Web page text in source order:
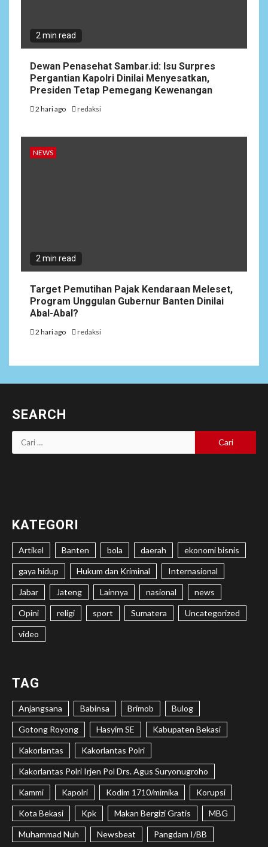
2 min read
Dewan Penasehat Sambar.id: Isu Surpres
Pergantian Kapolri Dinilai Menyesatkan,
Presiden Tetap Pemegang Kewenangan
2 hari ago redaksi
NEWS
2 min read
Target Pemutihan Pajak Kendaraan Meleset,
Program Unggulan Gubernur Banten Dinilai
Abal-Abal?
2 hari ago redaksi
SEARCH
Cari
untuk:
KATEGORI
Artikel Banten bola daerah ekonomi bisnis
gaya hidup Hukum dan Kriminal Internasional
Jabar Jateng Lainnya nasional news
Opini religi sport Sumatera Uncategorized
video
TAG
Anjangsana Babinsa Brimob Bulog
Gotong Royong Hasyim SE Kabupaten Bekasi
Kakorlantas Kakorlantas Polri
Kakorlantas Polri Irjen Pol Drs. Agus Suryonugroho
Kammi Kapolri Kodim 1710/mimika Korupsi
Kota Bekasi Kpk Makan Bergizi Gratis MBG
Muhammad Nuh Newsbeat Pangdam I/BB